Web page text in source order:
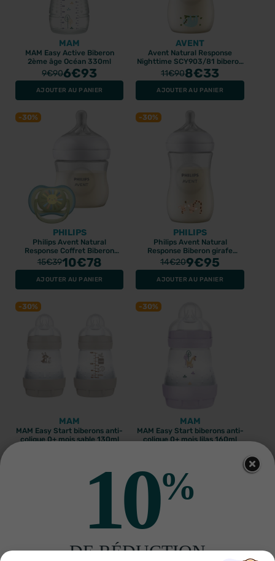
MAM
MAM Easy Active Biberon
2ème âge Océan 330ml
9€906€93
AJOUTER AU PANIER
AVENT
Avent Natural Response
Nighttime SCY903/81 biberon
3 - 6 mois
11€908€33
AJOUTER AU PANIER
-30%
PHILIPS
Philips Avent Natural
Response Coffret Biberon
125ml + Sucette
15€3910€78
AJOUTER AU PANIER
-30%
PHILIPS
Philips Avent Natural
Response Biberon girafe
260ml
14€209€95
AJOUTER AU PANIER
-30%
MAM
MAM Easy Start biberons anti-
colique 0+ mois sable 130ml
-30%
MAM
MAM Easy Start biberons anti-
colique 0+ mois lilas 160ml
10%
DE RÉDUCTION